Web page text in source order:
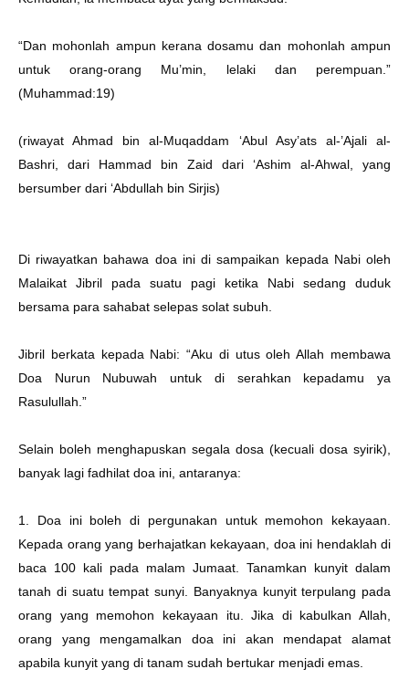
“Dan mohonlah ampun kerana dosamu dan mohonlah ampun
untuk orang-orang Mu’min, lelaki dan perempuan.”
(Muhammad:19)
(riwayat Ahmad bin al-Muqaddam ‘Abul Asy’ats al-’Ajali al-
Bashri, dari Hammad bin Zaid dari ‘Ashim al-Ahwal, yang
bersumber dari ‘Abdullah bin Sirjis)
Di riwayatkan bahawa doa ini di sampaikan kepada Nabi oleh
Malaikat Jibril pada suatu pagi ketika Nabi sedang duduk
bersama para sahabat selepas solat subuh.
Jibril berkata kepada Nabi: “Aku di utus oleh Allah membawa
Doa Nurun Nubuwah untuk di serahkan kepadamu ya
Rasulullah.”
Selain boleh menghapuskan segala dosa (kecuali dosa syirik),
banyak lagi fadhilat doa ini, antaranya:
1. Doa ini boleh di pergunakan untuk memohon kekayaan.
Kepada orang yang berhajatkan kekayaan, doa ini hendaklah di
baca 100 kali pada malam Jumaat. Tanamkan kunyit dalam
tanah di suatu tempat sunyi. Banyaknya kunyit terpulang pada
orang yang memohon kekayaan itu. Jika di kabulkan Allah,
orang yang mengamalkan doa ini akan mendapat alamat
apabila kunyit yang di tanam sudah bertukar menjadi emas.